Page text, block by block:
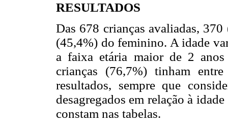
RESULTADOS
Das 678 crianças avaliadas,
(45,4%) do feminino. A idade
a faixa etária maior de 2
crianças (76,7%) tinham
resultados, sempre que
desagregados em relação à
constam nas tabelas.